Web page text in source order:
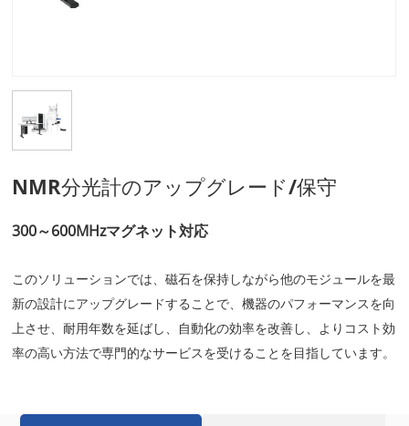
NMR分光計のアップグレード/保守
300～600MHzマグネット対応
このソリューションでは、磁石を保持しながら他のモジュールを最
新の設計にアップグレードすることで、機器のパフォーマンスを向
上させ、耐用年数を延ばし、自動化の効率を改善し、よりコスト効
率の高い方法で専門的なサービスを受けることを目指しています。